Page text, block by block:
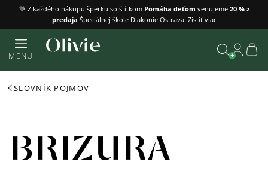
Prejsť
obsah
💚 Z každého nákupu šperku so štítkom Pomáha deťom venujeme 20 % z
predaja Špeciálnej škole Diakonie Ostrava. Zistiť viac
MENU
SLOVNÍK POJMOV
BRIZURA